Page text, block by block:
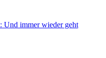
Und immer wieder geht